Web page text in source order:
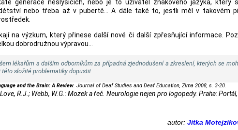
generace neslyšících, nebo je to uživatel znakového jazyka, který
nebo třeba až v pubertě... A dále také to, jestli měl v takovém
na výzkum, který přinese další nové či další zpřesňující informace.
dobrodružnou výpravou...
lékařům a dalším odborníkům za případná zjednodušení a zkreslení, kterých se
složité problematiky dopustit.
and the Brain: A Review. Journal of Deaf Studies and Deaf Education, Zima 2008, s. 3-20.
R.J.; Webb, W.G.: Mozek a řeč. Neurologie nejen pro logopedy. Praha: Portál,
autor: Jitka